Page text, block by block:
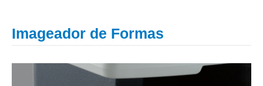
Imageador de Formas